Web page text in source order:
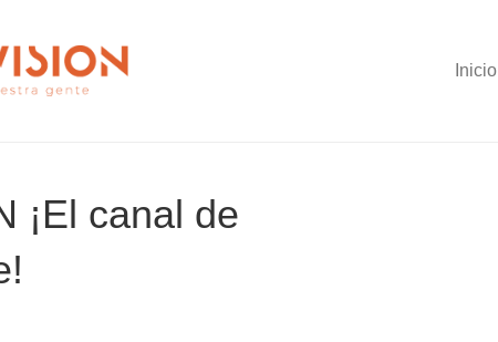
Inicio
¡El canal de